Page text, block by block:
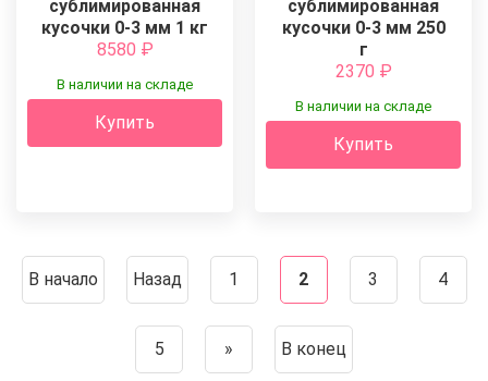
сублимированная
кусочки 0-3 мм 1 кг
8580 ₽
В наличии на складе
Купить
сублимированная
кусочки 0-3 мм 250
г
2370 ₽
В наличии на складе
Купить
В начало Назад 1 2 3 4
5 » В конец